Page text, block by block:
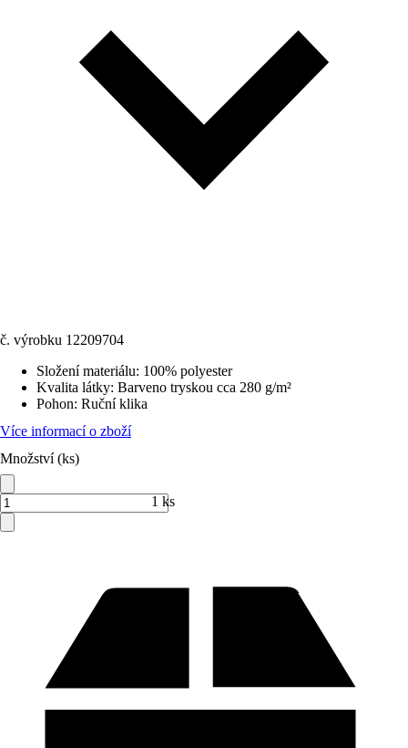
č. výrobku 12209704
Složení materiálu: 100% polyester
Kvalita látky: Barveno tryskou cca 280 g/m²
Pohon: Ruční klika
Více informací o zboží
Množství (ks)
1 ks